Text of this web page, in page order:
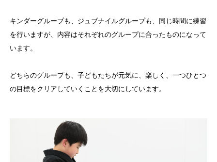
キンダーグループも、ジュブナイルグループも、同じ時間に練習
を行いますが、内容はそれぞれのグループに合ったものになって
います。
どちらのグループも、子どもたちが元気に、楽しく、一つひとつ
の目標をクリアしていくことを大切にしています。